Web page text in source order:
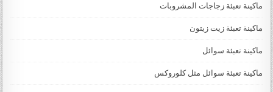
ماكينة تعبئة زجاجات المشروبات
ماكينة تعبئة زيت زيتون
ماكينة تعبئة سوائل
ماكينة تعبئة سوائل مثل كلوروكس